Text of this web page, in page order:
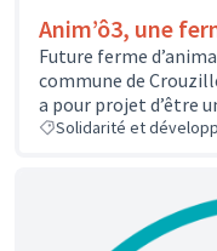
Anim’ô3, une
Future ferme
commune de
a pour projet d’être
Solidarité et